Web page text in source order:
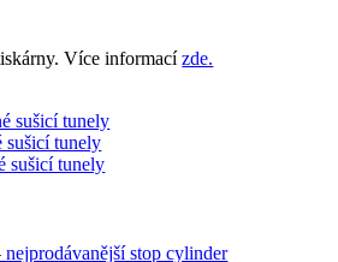
Více informacízde.
sušicí tunely
sušicí tunely
sušicí tunely
stop cylinder